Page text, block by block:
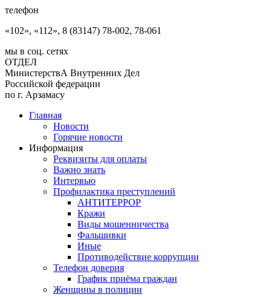
телефон
«102», «112», 8 (83147) 78-002, 78-061
мы в соц. сетях
ОТДЕЛ
МинистерствА Внутренних Дел
Российской федерации
по г. Арзамасу
Главная
Новости
Горячие новости
Информация
Реквизиты для оплаты
Важно знать
Интервью
Профилактика преступлений
АНТИТЕРРОР
Кражи
Виды мошенничества
Фальшивки
Иные
Противодействие коррупции
Телефон доверия
График приёма граждан
Женщины в полиции